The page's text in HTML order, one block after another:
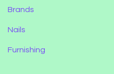
Brands
Nails
Furnishing